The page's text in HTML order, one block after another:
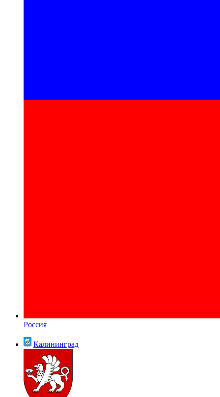
Россия
Калининград